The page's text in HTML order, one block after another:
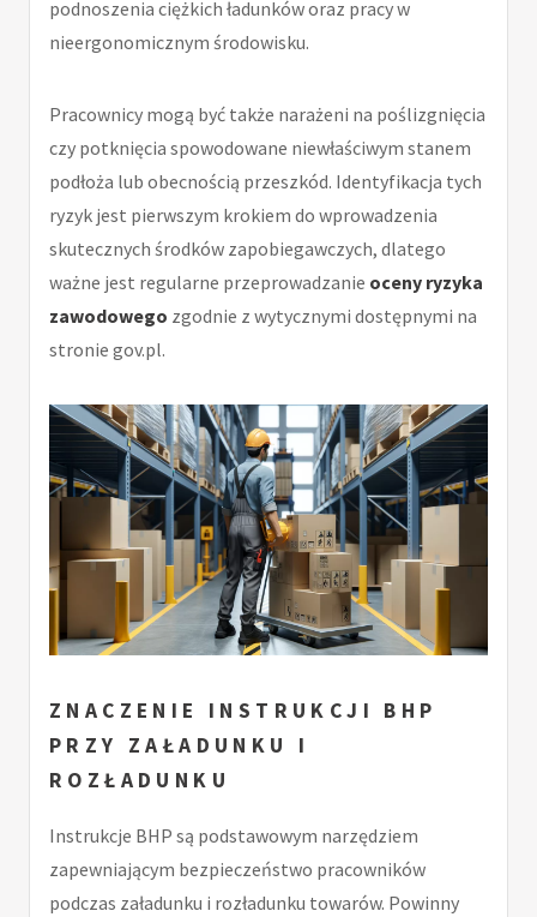
podnoszenia ciężkich ładunków oraz pracy w
nieergonomicznym środowisku.
Pracownicy mogą być także narażeni na poślizgnięcia
czy potknięcia spowodowane niewłaściwym stanem
podłoża lub obecnością przeszkód. Identyfikacja tych
ryzyk jest pierwszym krokiem do wprowadzenia
skutecznych środków zapobiegawczych, dlatego
ważne jest regularne przeprowadzanie oceny ryzyka
zawodowego zgodnie z wytycznymi dostępnymi na
stronie gov.pl.
ZNACZENIE INSTRUKCJI BHP
PRZY ZAŁADUNKU I
ROZŁADUNKU
Instrukcje BHP są podstawowym narzędziem
zapewniającym bezpieczeństwo pracowników
podczas załadunku i rozładunku towarów. Powinny